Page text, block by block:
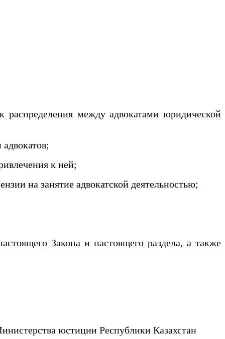
между адвокатами юридической
к ней;
на занятие адвокатской деятельностью;
Закона и настоящего раздела, а также
юстиции Республики Казахстан